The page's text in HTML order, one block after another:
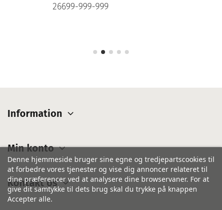
26699-999-999
Information
Min konto
Kontakt os
Denne hjemmeside bruger sine egne og tredjepartscookies til
at forbedre vores tjenester og vise dig annoncer relateret til
dine præferencer ved at analysere dine browservaner. For at
give dit samtykke til dets brug skal du trykke på knappen
Accepter alle.